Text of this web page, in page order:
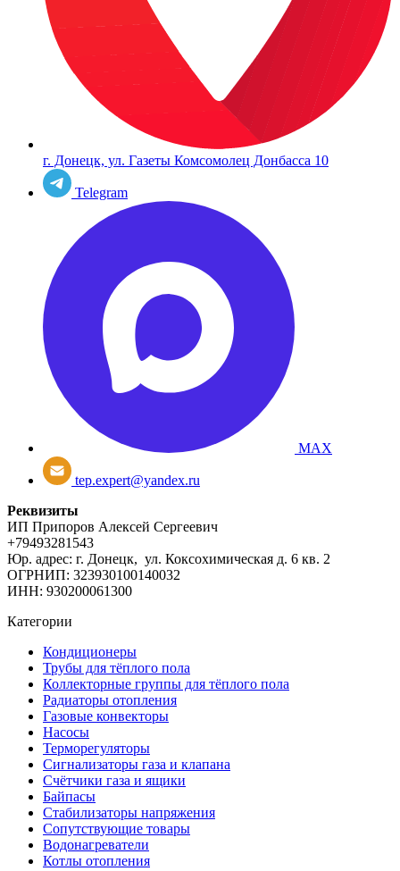
г. Донецк, ул. Газеты Комсомолец Донбасса 10
Telegram
MAX
tep.expert@yandex.ru
Реквизиты
ИП Припоров Алексей Сергеевич
+79493281543
Юр. адрес: г. Донецк, ул. Коксохимическая д. 6 кв. 2
ОГРНИП: 323930100140032
ИНН: 930200061300
Категории
Кондиционеры
Трубы для тёплого пола
Коллекторные группы для тёплого пола
Радиаторы отопления
Газовые конвекторы
Насосы
Терморегуляторы
Сигнализаторы газа и клапана
Счётчики газа и ящики
Байпасы
Стабилизаторы напряжения
Сопутствующие товары
Водонагреватели
Котлы отопления